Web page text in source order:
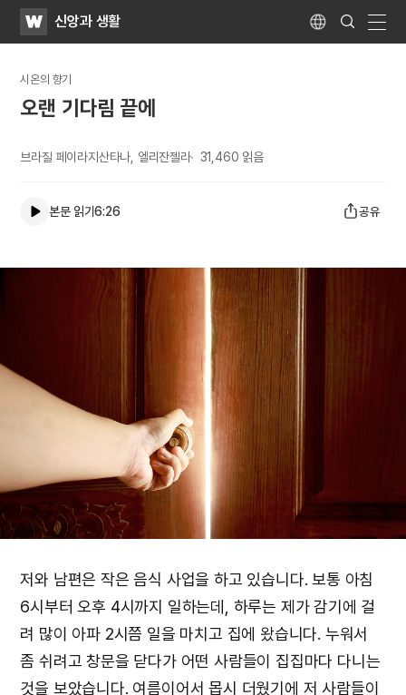
WATV신앙과 생활 Language
Search
Submit
시온의 향기
오랜 기다림 끝에
브라질 페이라지산타나, 엘리잔젤라 31,460 읽음
본문 읽기6:26 공유
저와 남편은 작은 음식 사업을 하고 있습니다. 보통 아침
6시부터 오후 4시까지 일하는데, 하루는 제가 감기에 걸
려 많이 아파 2시쯤 일을 마치고 집에 왔습니다. 누워서
좀 쉬려고 창문을 닫다가 어떤 사람들이 집집마다 다니는
것을 보았습니다. 여름이어서 몹시 더웠기에 저 사람들이